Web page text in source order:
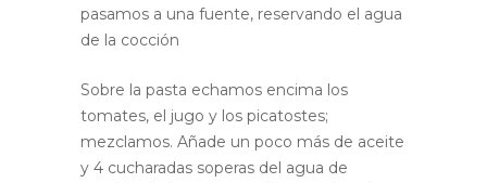
pasamos a una fuente, reservando el agua
de la cocción
Sobre la pasta echamos encima los
tomates, el jugo y los picatostes;
mezclamos. Añade un poco más de aceite
y 4 cucharadas soperas del agua de